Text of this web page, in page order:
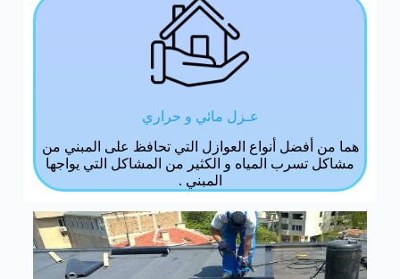
عـزل مائي و حراري
هما من أفضل أنواع العوازل التي تحافظ على المبني من
مشاكل تسرب المياه و الكثير من المشاكل التي يواجها
المبني .